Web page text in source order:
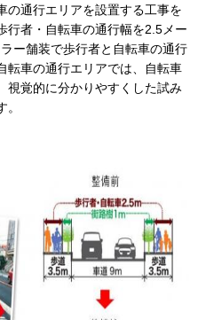
の通行エリアを設置する工事を
行者・自転車の通行幅を2.5メー
ー舗装で歩行者と自転車の通行
転車の通行エリアでは、自転車
視覚的に分かりやすくした試み